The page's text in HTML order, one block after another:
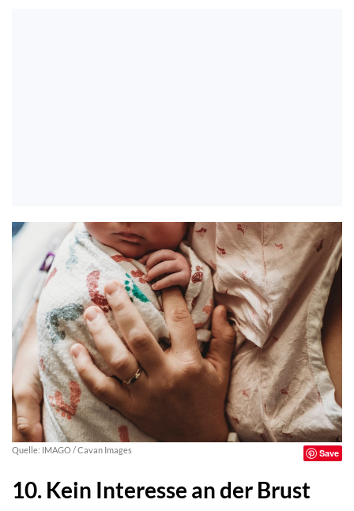
Quelle: IMAGO / Cavan Images Save
10. Kein Interesse an der Brust